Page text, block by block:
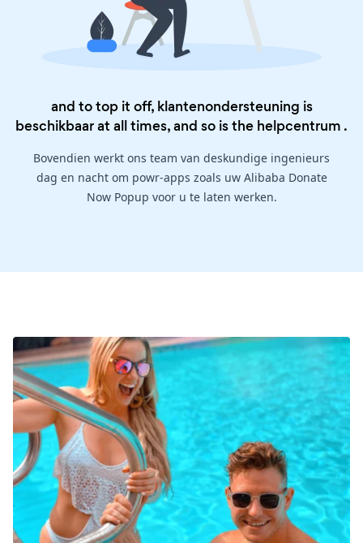
and to top it off, klantenondersteuning is
beschikbaar at all times, and so is the helpcentrum .
Bovendien werkt ons team van deskundige ingenieurs
dag en nacht om powr-apps zoals uw Alibaba Donate
Now Popup voor u te laten werken.